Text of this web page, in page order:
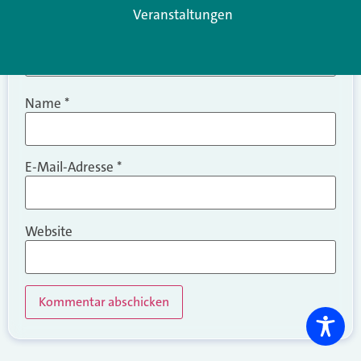
Name *
E-Mail-Adresse *
Website
Alternative:
Veranstaltungen